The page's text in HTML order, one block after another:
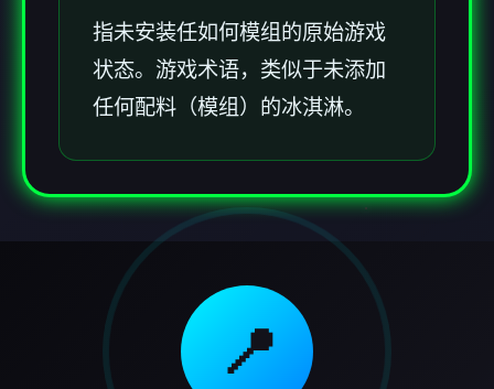
指未安装任如何模组的原始游戏
状态。游戏术语，类似于未添加
任何配料（模组）的冰淇淋。
📍